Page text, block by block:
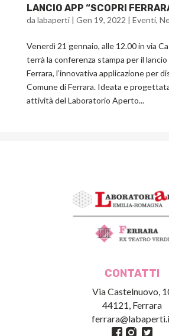
LANCIO APP “SCOPRI
da labaperti| Gen 19, 2022 | Eventi,
Venerdì 21 gennaio, alle 12.00 in via
terrà la conferenza stampa per il
Ferrara, l’innovativa applicazione per
Comune di Ferrara. Ideata e
attività del Laboratorio Aperto...
CONTATTI
Via Castelnuovo,
44121, Ferrara